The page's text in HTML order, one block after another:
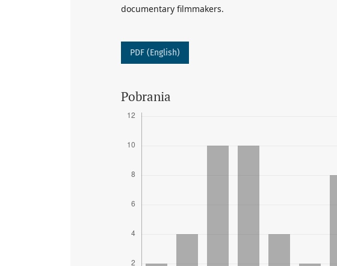
documentary filmmakers.
PDF (English)
Pobrania